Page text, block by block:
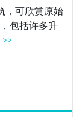
，可欣赏原始
包括许多升